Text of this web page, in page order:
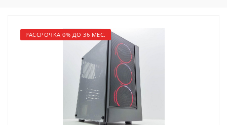
РАССРОЧКА 0% ДО 36 МЕС.